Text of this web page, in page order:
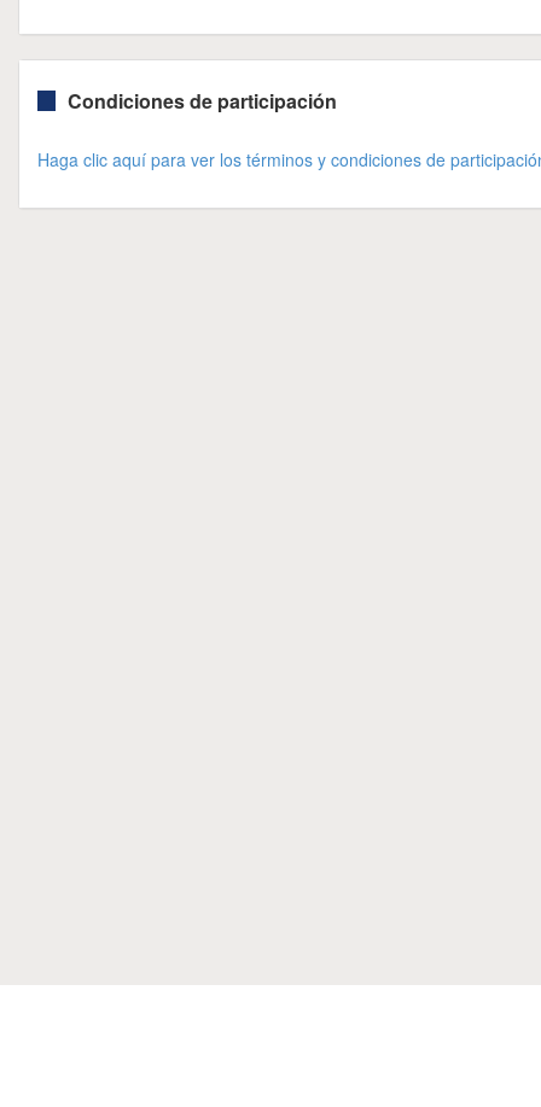
Condiciones de participación
Haga clic aquí para ver los términos y condiciones de